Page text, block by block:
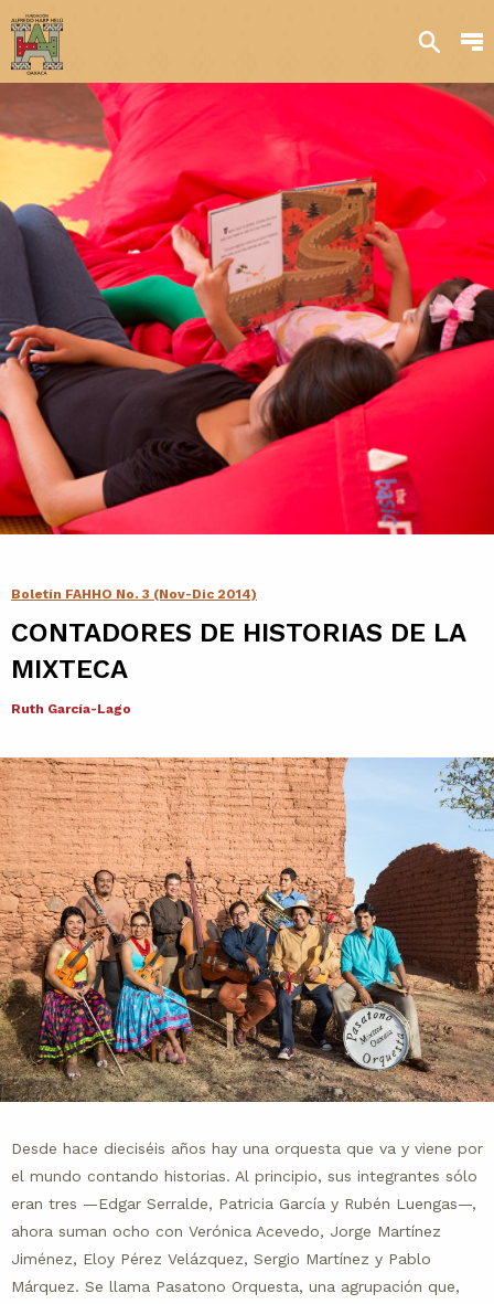
Sobre nosotros
Transparencia
Qué hacemos
Iniciativas
Acervos y
colecciones
Contacto
Agenda
Noticias
Boletín FAHHO No. 3 (Nov-Dic 2014)
CONTADORES DE HISTORIAS DE LA
MIXTECA
Ruth García-Lago
Desde hace dieciséis años hay una orquesta que va y viene por
el mundo contando historias. Al principio, sus integrantes sólo
eran tres —Edgar Serralde, Patricia García y Rubén Luengas—,
ahora suman ocho con Verónica Acevedo, Jorge Martínez
Jiménez, Eloy Pérez Velázquez, Sergio Martínez y Pablo
Márquez. Se llama Pasatono Orquesta, una agrupación que,